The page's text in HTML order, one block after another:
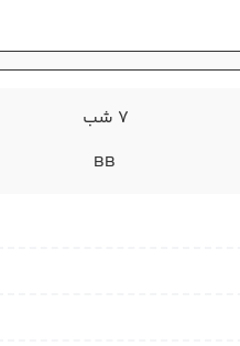
7 شب
BB